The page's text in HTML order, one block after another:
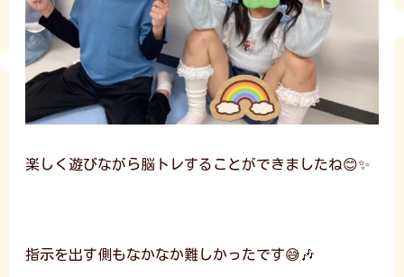
楽しく遊びながら脳トレすることができましたね😊✨
指示を出す側もなかなか難しかったです😅🎶